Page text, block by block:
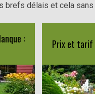
brefs délais et cela
:
Prix et tarif